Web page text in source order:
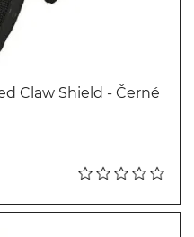
Claw Shield - Černé